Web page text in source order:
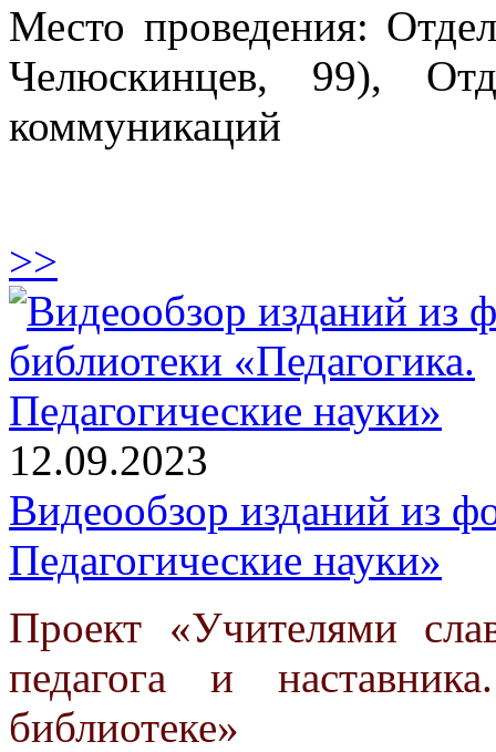
Место проведения:
Челюскинцев, 99),
коммуникаций
>>
12.09.2023
Видеообзор изданий из
Педагогические науки»
Проект «Учителями
педагога и
библиотеке»